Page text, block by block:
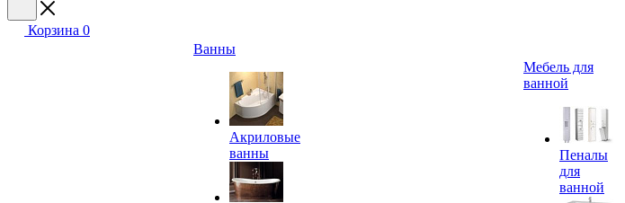
Корзина 0
Ванны
Акриловые
ванны
Мебель для
ванной
Пеналы
для
ванной